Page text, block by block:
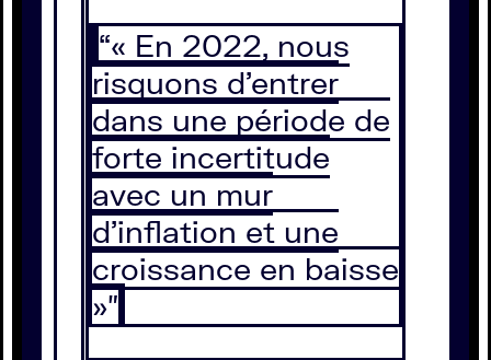
“« En 2022, nous
risquons d’entrer
dans une période de
forte incertitude
avec un mur
d’inflation et une
croissance en baisse
»″